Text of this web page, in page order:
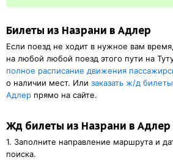
Билеты из Назрани в Адлер
Если поезд не ходит в нужное вам
на любой любой поезд этого пути на
полное расписание движения
о наличии мест. Или заказать ж/д
Адлер прямо на сайте.
Жд билеты из Назрани в Адлер
1. Заполните направление маршрута и
поиска.